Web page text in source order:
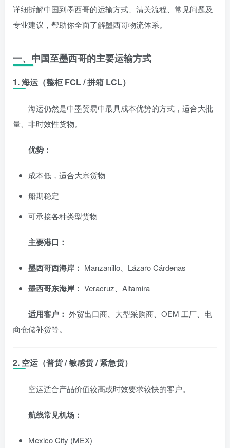
详细拆解中国到墨西哥的运输方式、清关流程、常见问题及
专业建议，帮助你全面了解墨西哥物流体系。
一、中国至墨西哥的主要运输方式
1. 海运（整柜 FCL / 拼箱 LCL）
海运仍然是中墨贸易中最具成本优势的方式，适合大批
量、非时效性货物。
优势：
成本低，适合大宗货物
船期稳定
可承接各种类型货物
主要港口：
墨西哥西海岸： Manzanillo、Lázaro Cárdenas
墨西哥东海岸： Veracruz、Altamira
适用客户： 外贸出口商、大型采购商、OEM 工厂、电
商仓储补货等。
2. 空运（普货 / 敏感货 / 紧急货）
空运适合产品价值较高或时效要求较快的客户。
航线常见机场：
Mexico City (MEX)